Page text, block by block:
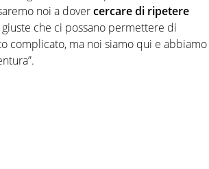
noi a dovercercare di ripetere
che ci possano permettere di
complicato, ma noi siamo qui e abbiamo